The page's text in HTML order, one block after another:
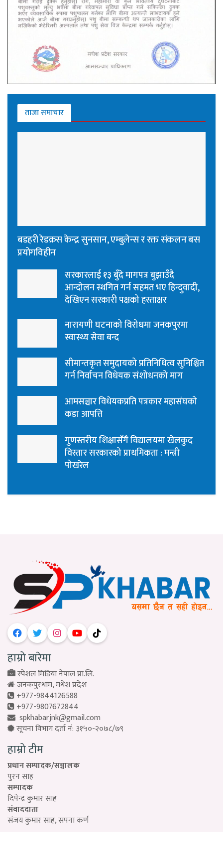
ताजा समाचार
बडहरी रेडक्रस केन्द्र सुनसान, एम्बुलेन्स र रक्त संकलन बस
प्रयोगविहीन
सरकारलाई १३ बुँदे मागपत्र बुझाउँदै
आन्दोलन स्थगित गर्न सहमत भए हिन्दुवादी,
देखिएन सरकारी पक्षको हस्ताक्षर
नारायणी घटनाको विरोधमा जनकपुरमा
स्वास्थ्य सेवा बन्द
सीमान्तकृत समुदायको प्रतिनिधित्व सुनिश्चित
गर्न निर्वाचन विधेयक संशोधनको माग
आमसञ्चार विधेयकप्रति पत्रकार महासंघको
कडा आपत्ति
गुणस्तरीय शिक्षासँगै विद्यालयमा खेलकुद
विस्तार सरकारको प्राथमिकता : मन्त्री
पोखरेल
हाम्रो बारेमा
स्पेशल मिडिया नेपाल प्रा.लि.
जनकपुरधाम, मधेश प्रदेश
+977-9844126588
+977-9807672844
spkhabarjnk@gmail.com
सूचना विभाग दर्ता नं: ३१५०-२०७८/७९
हाम्रो टीम
प्रधान सम्पादक/सञ्चालक
पुरन साह
सम्पादक
दिपेन्द्र कुमार साह
संवाददाता
संजय कुमार साह, सपना कर्ण